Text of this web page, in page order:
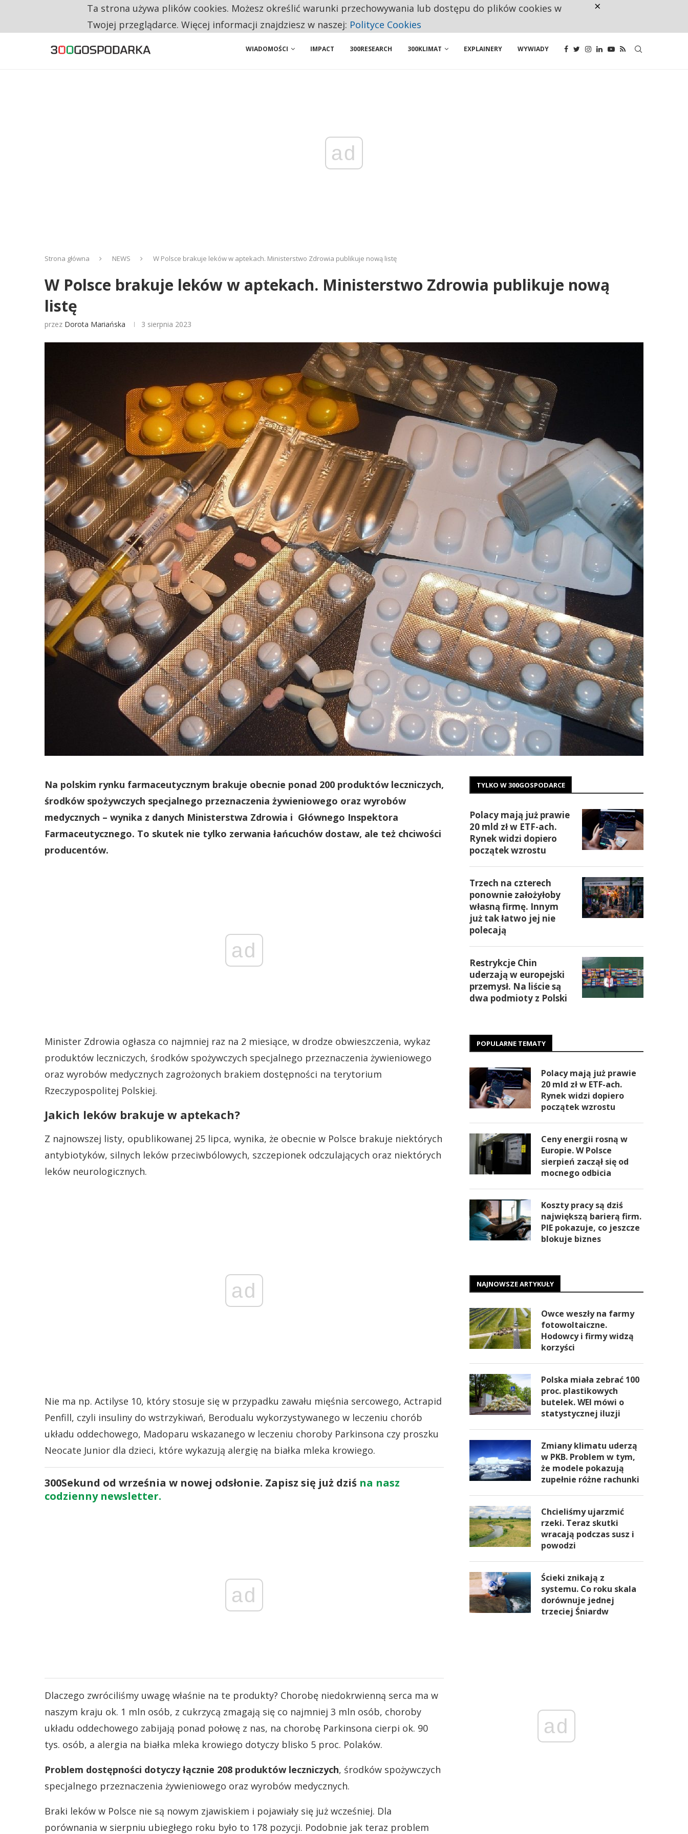
RESTRYKCJE CHIN UDERZAJĄ W EUROPEJSKI PRZEMYSŁ. NA LIŚCIE SĄ DWA PODMIOTY Z POLSKI
WIADOMOŚCI IMPACT 300RESEARCH 300KLIMAT EXPLAINERY WYWIADY
ad
Strona główna NEWS W Polsce brakuje leków w aptekach. Ministerstwo Zdrowia publikuje nową listę
W Polsce brakuje leków w aptekach. Ministerstwo Zdrowia publikuje nową
listę
przez Dorota Mariańska 3 sierpnia 2023
Na polskim rynku farmaceutycznym brakuje obecnie ponad 200 produktów leczniczych,
środków spożywczych specjalnego przeznaczenia żywieniowego oraz wyrobów
medycznych – wynika z danych Ministerstwa Zdrowia i Głównego Inspektora
Farmaceutycznego. To skutek nie tylko zerwania łańcuchów dostaw, ale też chciwości
producentów.
ad
Minister Zdrowia ogłasza co najmniej raz na 2 miesiące, w drodze obwieszczenia, wykaz
produktów leczniczych, środków spożywczych specjalnego przeznaczenia żywieniowego
oraz wyrobów medycznych zagrożonych brakiem dostępności na terytorium
Rzeczypospolitej Polskiej.
Jakich leków brakuje w aptekach?
Z najnowszej listy, opublikowanej 25 lipca, wynika, że obecnie w Polsce brakuje niektórych
antybiotyków, silnych leków przeciwbólowych, szczepionek odczulających oraz niektórych
leków neurologicznych.
ad
Nie ma np. Actilyse 10, który stosuje się w przypadku zawału mięśnia sercowego, Actrapid
Penfill, czyli insuliny do wstrzykiwań, Berodualu wykorzystywanego w leczeniu chorób
układu oddechowego, Madoparu wskazanego w leczeniu choroby Parkinsona czy proszku
Neocate Junior dla dzieci, które wykazują alergię na białka mleka krowiego.
300Sekund od września w nowej odsłonie. Zapisz się już dziś na nasz
codzienny newsletter.
ad
Dlaczego zwróciliśmy uwagę właśnie na te produkty? Chorobę niedokrwienną serca ma w
naszym kraju ok. 1 mln osób, z cukrzycą zmagają się co najmniej 3 mln osób, choroby
układu oddechowego zabijają ponad połowę z nas, na chorobę Parkinsona cierpi ok. 90
tys. osób, a alergia na białka mleka krowiego dotyczy blisko 5 proc. Polaków.
Problem dostępności dotyczy łącznie 208 produktów leczniczych, środków spożywczych
specjalnego przeznaczenia żywieniowego oraz wyrobów medycznych.
Braki leków w Polsce nie są nowym zjawiskiem i pojawiały się już wcześniej. Dla
porównania w sierpniu ubiegłego roku było to 178 pozycji. Podobnie jak teraz problem
TYLKO W 300GOSPODARCE
Polacy mają już prawie
20 mld zł w ETF-ach.
Rynek widzi dopiero
początek wzrostu
Trzech na czterech
ponownie założyłoby
własną firmę. Innym
już tak łatwo jej nie
polecają
Restrykcje Chin
uderzają w europejski
przemysł. Na liście są
dwa podmioty z Polski
POPULARNE TEMATY
Polacy mają już prawie
20 mld zł w ETF-ach.
Rynek widzi dopiero
początek wzrostu
Ceny energii rosną w
Europie. W Polsce
sierpień zaczął się od
mocnego odbicia
Koszty pracy są dziś
największą barierą firm.
PIE pokazuje, co jeszcze
blokuje biznes
NAJNOWSZE ARTYKUŁY
Owce weszły na farmy
fotowoltaiczne.
Hodowcy i firmy widzą
korzyści
Polska miała zebrać 100
proc. plastikowych
butelek. WEI mówi o
statystycznej iluzji
Zmiany klimatu uderzą
w PKB. Problem w tym,
że modele pokazują
zupełnie różne rachunki
Chcieliśmy ujarzmić
rzeki. Teraz skutki
wracają podczas susz i
powodzi
Ścieki znikają z
systemu. Co roku skala
dorównuje jednej
trzeciej Śniardw
ad
Ta strona używa plików cookies. Możesz określić warunki przechowywania lub dostępu do plików cookies w
Twojej przeglądarce. Więcej informacji znajdziesz w naszej: Polityce Cookies
×